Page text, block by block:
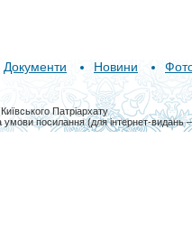
Документи Новини
Патріархату
умови посилання (для інтернет-видань